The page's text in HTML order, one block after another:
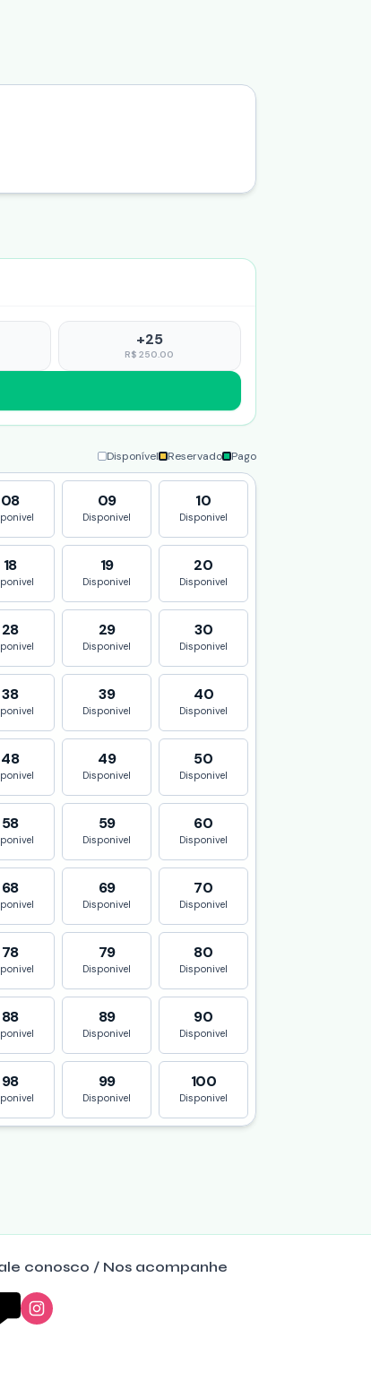
+25
R$250.00
Disponível Reservado Pago
08 09
Disponivel
10
Disponivel
18 19
Disponivel
20
Disponivel
28 29
Disponivel
30
Disponivel
38 39
Disponivel
40
Disponivel
48 49
Disponivel
50
Disponivel
58 59
Disponivel
60
Disponivel
68 69
Disponivel
70
Disponivel
78 79
Disponivel
80
Disponivel
88 89
Disponivel
90
Disponivel
98 99
Disponivel
100
Disponivel
conosco / Nos acompanhe